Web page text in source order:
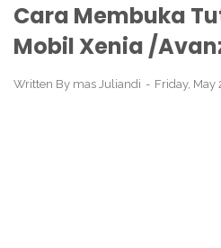
Cara Membuka
Mobil Xenia /
Written By mas Juliandi Friday, May